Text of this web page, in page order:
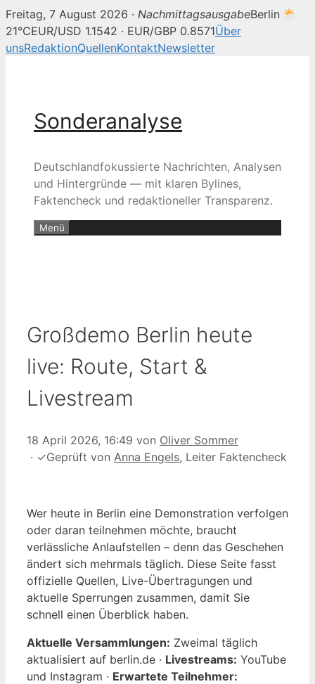
Freitag, 7 August 2026 · NachmittagsausgabeBerlin
21°CEUR/USD 1.1542 · EUR/GBP 0.8571Über
unsRedaktionQuellenKontaktNewsletter
Sonderanalyse
Deutschlandfokussierte Nachrichten, Analysen
und Hintergründe — mit klaren Bylines,
Faktencheck und redaktioneller Transparenz.
Menü
Großdemo Berlin heute
live: Route, Start &
Livestream
18 April 2026, 16:49 von Oliver Sommer
· ✓Geprüft von Anna Engels, Leiter Faktencheck
Wer heute in Berlin eine Demonstration verfolgen
oder daran teilnehmen möchte, braucht
verlässliche Anlaufstellen – denn das Geschehen
ändert sich mehrmals täglich. Diese Seite fasst
offizielle Quellen, Live-Übertragungen und
aktuelle Sperrungen zusammen, damit Sie
schnell einen Überblick haben.
Aktuelle Versammlungen: Zweimal täglich
aktualisiert auf berlin.de · Livestreams: YouTube
und Instagram · Erwartete Teilnehmer: